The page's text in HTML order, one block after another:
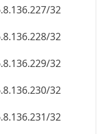
32
32
32
32
32